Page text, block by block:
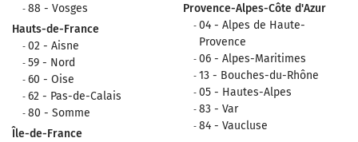
88 - Vosges
Hauts-de-France
02 - Aisne
59 - Nord
60 - Oise
62 - Pas-de-Calais
80 - Somme
Île-de-France
Provence-Alpes-Côte d'Azur
04 - Alpes de Haute-
Provence
06 - Alpes-Maritimes
13 - Bouches-du-Rhône
05 - Hautes-Alpes
83 - Var
84 - Vaucluse